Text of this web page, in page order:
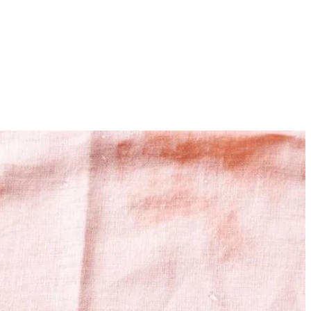
4
en de dille fijn.
Verdeel over een schaal en verdeel de zalmfilet in stukjes
staan. Giet af en volg verder het recept.